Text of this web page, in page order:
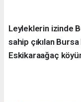
Leyleklerin izinde
sahip çıkılan
Eskikaraağaç